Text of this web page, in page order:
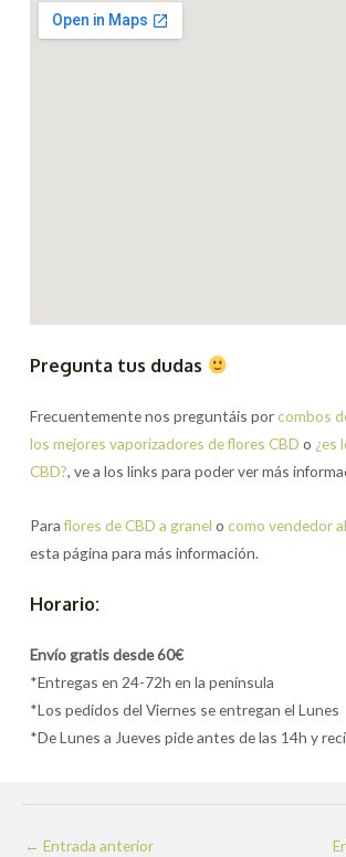
Pregunta tus dudas
Frecuentemente nos preguntáis porcombos
los mejores vaporizadores de flores CBD o ¿es
CBD?, ve a los links para poder ver más
Paraflores de CBD a granel ocomo vendedor
esta página para más información.
Horario:
Envío gratis desde 60€
*Entregas en 24-72h en la península
*Los pedidos del Viernes se entregan el Lunes
*De Lunes a Jueves pide antes de las 14h y
Navegación
← Entrada anterior